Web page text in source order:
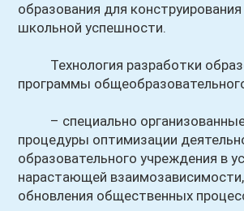
образования для
школьной успешности.
Технология разработки
программы
– специально
процедуры оптимизации
образовательного учреждения в
нарастающей
обновления общественных